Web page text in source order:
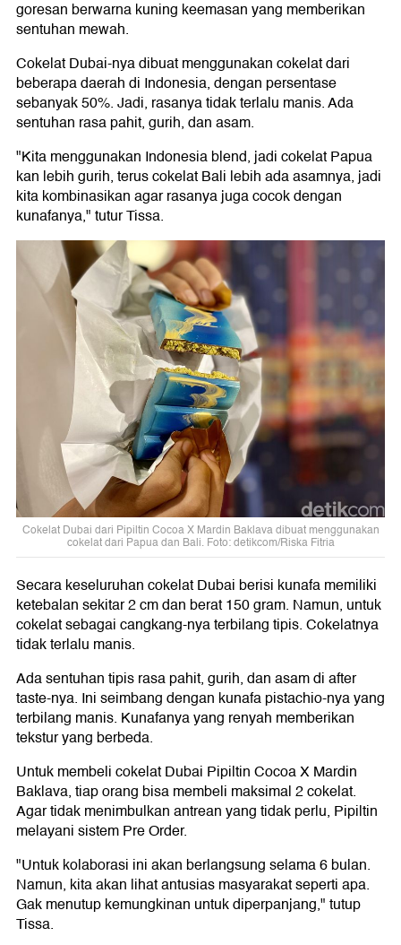
goresan berwarna kuning keemasan yang memberikan
sentuhan mewah.
Cokelat Dubai-nya dibuat menggunakan cokelat dari
beberapa daerah di Indonesia, dengan persentase
sebanyak 50%. Jadi, rasanya tidak terlalu manis. Ada
sentuhan rasa pahit, gurih, dan asam.
"Kita menggunakan Indonesia blend, jadi cokelat Papua
kan lebih gurih, terus cokelat Bali lebih ada asamnya, jadi
kita kombinasikan agar rasanya juga cocok dengan
kunafanya," tutur Tissa.
Cokelat Dubai dari Pipiltin Cocoa X Mardin Baklava dibuat menggunakan
cokelat dari Papua dan Bali. Foto: detikcom/Riska Fitria
Secara keseluruhan cokelat Dubai berisi kunafa memiliki
ketebalan sekitar 2 cm dan berat 150 gram. Namun, untuk
cokelat sebagai cangkang-nya terbilang tipis. Cokelatnya
tidak terlalu manis.
Ada sentuhan tipis rasa pahit, gurih, dan asam di after
taste-nya. Ini seimbang dengan kunafa pistachio-nya yang
terbilang manis. Kunafanya yang renyah memberikan
tekstur yang berbeda.
Untuk membeli cokelat Dubai Pipiltin Cocoa X Mardin
Baklava, tiap orang bisa membeli maksimal 2 cokelat.
Agar tidak menimbulkan antrean yang tidak perlu, Pipiltin
melayani sistem Pre Order.
"Untuk kolaborasi ini akan berlangsung selama 6 bulan.
Namun, kita akan lihat antusias masyarakat seperti apa.
Gak menutup kemungkinan untuk diperpanjang," tutup
Tissa.